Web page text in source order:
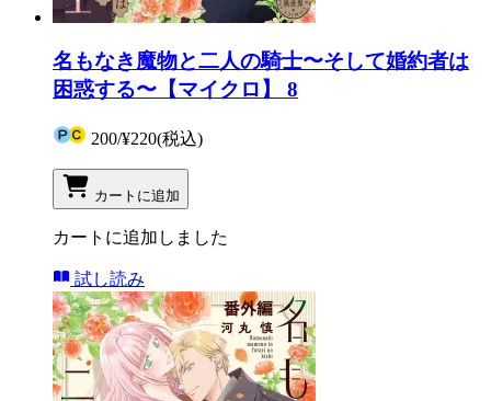
名もなき魔物と二人の騎士〜そして婚約者は
困惑する〜【マイクロ】 8
200/¥220(税込)
カートに追加
カートに追加しました
試し読み